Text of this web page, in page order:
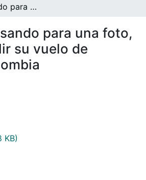
Pasajero posando para una foto, antes de salir su vuelo de Avianca Colombia
para una foto,
su vuelo de
KB)